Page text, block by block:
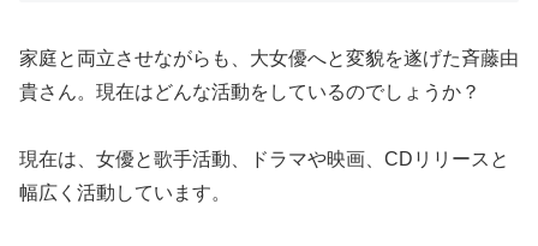
家庭と両立させながらも、大女優へと変貌を遂げた斉藤由
貴さん。現在はどんな活動をしているのでしょうか？
現在は、女優と歌手活動、ドラマや映画、CDリリースと
幅広く活動しています。